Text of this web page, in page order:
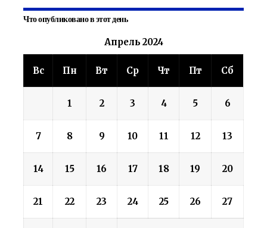
Что опубликовано в этот день
Апрель 2024
Вс Пн Вт Ср Чт Пт Сб
1 2 3 4 5 6
7 8 9 10 11 12 13
14 15 16 17 18 19 20
21 22 23 24 25 26 27